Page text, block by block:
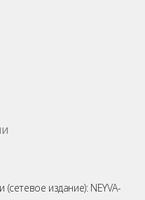
издание): NEYVA-